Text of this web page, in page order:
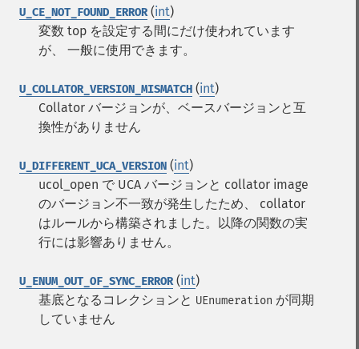
U_CE_NOT_FOUND_ERROR(int)
変数 top を設定する間にだけ使われています
が、 一般に使用できます。
U_COLLATOR_VERSION_MISMATCH (int)
Collator バージョンが、ベースバージョンと互
換性がありません
U_DIFFERENT_UCA_VERSION (int)
ucol_open で UCA バージョンと collator image
のバージョン不一致が発生したため、 collator
はルールから構築されました。以降の関数の実
行には影響ありません。
U_ENUM_OUT_OF_SYNC_ERROR(int)
基底となるコレクションと UEnumeration が同期
していません